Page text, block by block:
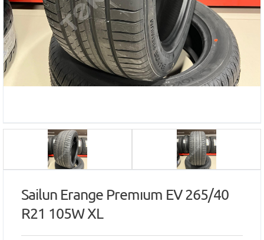
Sailun Erange Premıum EV 265/40
R21 105W XL